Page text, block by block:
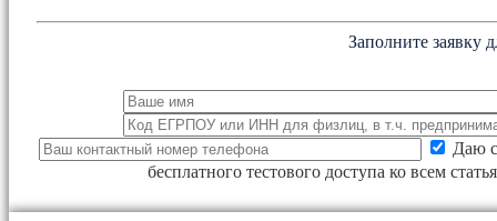
Заполните заявку
Даю
бесплатного тестового доступа ко всем